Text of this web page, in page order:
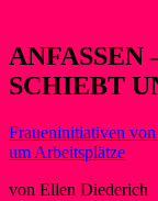
SCHIEBT
Fraueninitiativen
um Arbeitsplätze
von Ellen Diederich